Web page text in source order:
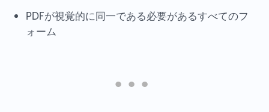
PDFが視覚的に同一である必要があるすべてのフ
ォーム